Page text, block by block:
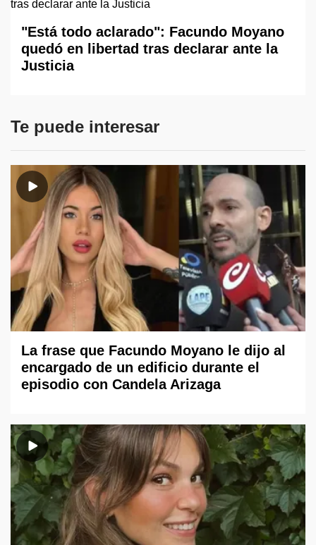
"Está todo aclarado": Facundo Moyano
quedó en libertad tras declarar ante la
Justicia
Te puede interesar
La frase que Facundo Moyano le dijo al
encargado de un edificio durante el
episodio con Candela Arizaga